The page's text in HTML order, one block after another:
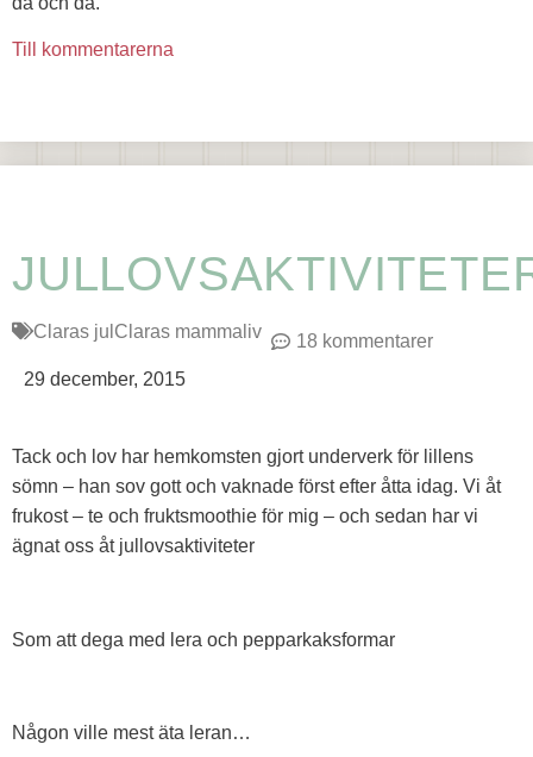
Till kommentarerna
Claras jul Claras mammaliv
18 kommentarer
29 december, 2015
Tack och lov har hemkomsten gjort underverk för lillens
sömn – han sov gott och vaknade först efter åtta idag. Vi åt
frukost – te och fruktsmoothie för mig – och sedan har vi
ägnat oss åt jullovsaktiviteter
Som att dega med lera och pepparkaksformar
Någon ville mest äta leran…